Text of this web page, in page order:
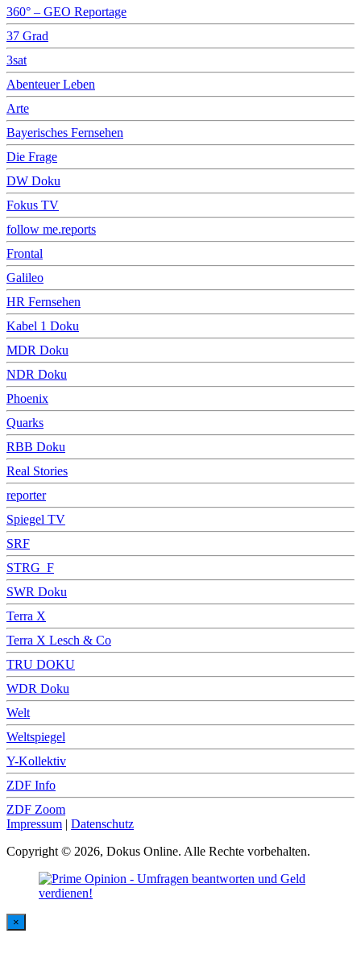
360° – GEO Reportage
37 Grad
3sat
Abenteuer Leben
Arte
Bayerisches Fernsehen
Die Frage
DW Doku
Fokus TV
follow me.reports
Frontal
Galileo
HR Fernsehen
Kabel 1 Doku
MDR Doku
NDR Doku
Phoenix
Quarks
RBB Doku
Real Stories
reporter
Spiegel TV
SRF
STRG_F
SWR Doku
Terra X
Terra X Lesch & Co
TRU DOKU
WDR Doku
Welt
Weltspiegel
Y-Kollektiv
ZDF Info
ZDF Zoom
Impressum | Datenschutz
Copyright © 2026, Dokus Online. Alle Rechte vorbehalten.
×